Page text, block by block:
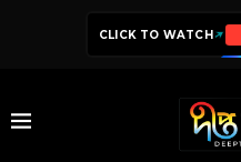
CLICK TO WATCH